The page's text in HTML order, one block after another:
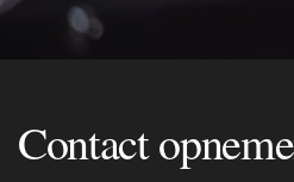
Contact